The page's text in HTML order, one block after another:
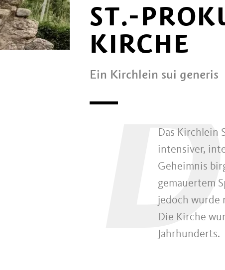
ST.-
KIRCHE
Ein Kirchlein sui generis
D
Das Kirchlein
intensiver,
Geheimnis
gemauertem
jedoch wurde
Die Kirche
Jahrhunderts.